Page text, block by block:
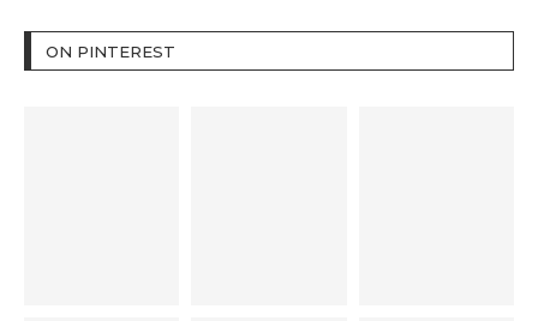
ON PINTEREST